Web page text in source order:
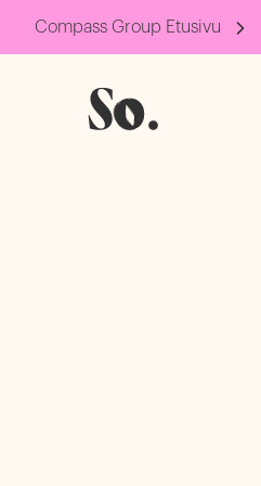
Compass Group Etusivu